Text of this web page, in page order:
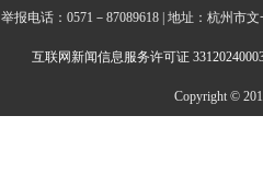
举报电话：0571－87089618 | 地址：杭州市
互联网新闻信息服务许可证
Copyright ©